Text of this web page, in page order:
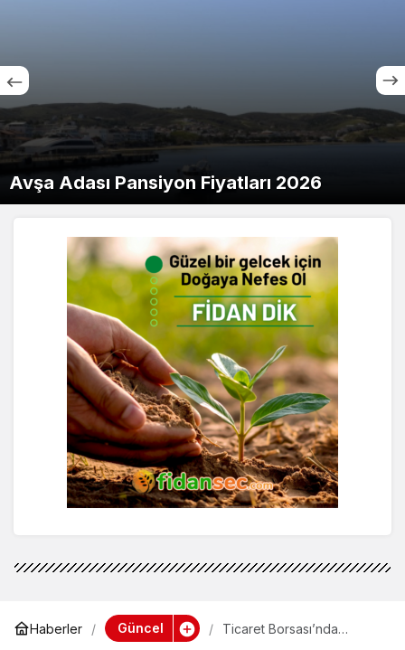
Avşa Adası Pansiyon Fiyatları 2026
Haberler Güncel
Ticaret Borsası’nda